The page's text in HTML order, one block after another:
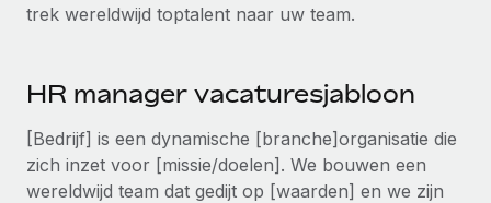
Integraties
Vraag een expert
Krijg hulp van global HR- en juridische experts
Strategische technologiepartners
Ontdek hoe je met ons kunt samenwerken
Remote Build
Binnenkort beschikbaar
Integraties en advies over AI-automatiseringen
Webinars
Newsroom
Inzicht in salaris en talent
Inzichtencentrum
한국어
trek wereldwijd toptalent naar uw team.
HR manager vacaturesjabloon
[Bedrijf] is een dynamische [branche]organisatie die
zich inzet voor [missie/doelen]. We bouwen een
wereldwijd team dat gedijt op [waarden] en we zijn